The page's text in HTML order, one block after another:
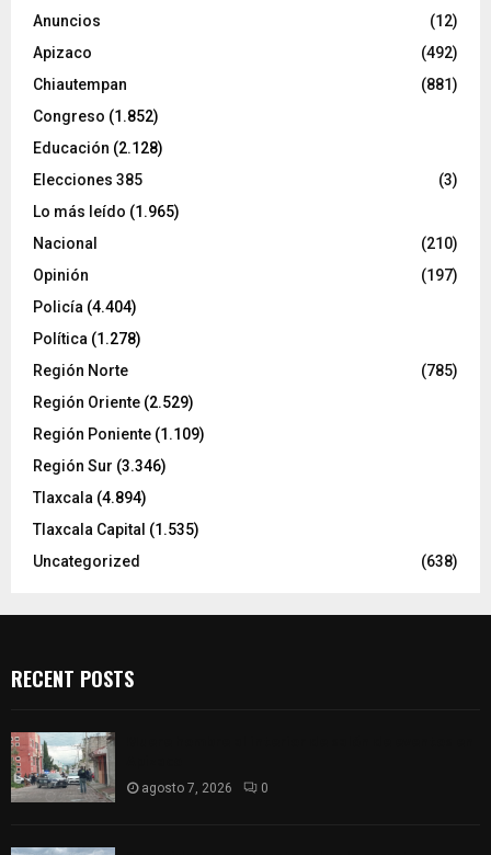
Anuncios
(12)
Apizaco
(492)
Chiautempan
(881)
Congreso (1.852)
Educación (2.128)
Elecciones 385
(3)
Lo más leído (1.965)
Nacional
(210)
Opinión
(197)
Policía (4.404)
Política (1.278)
Región Norte
(785)
Región Oriente (2.529)
Región Poniente (1.109)
Región Sur (3.346)
Tlaxcala (4.894)
Tlaxcala Capital (1.535)
Uncategorized
(638)
RECENT POSTS
agosto 7, 2026 0